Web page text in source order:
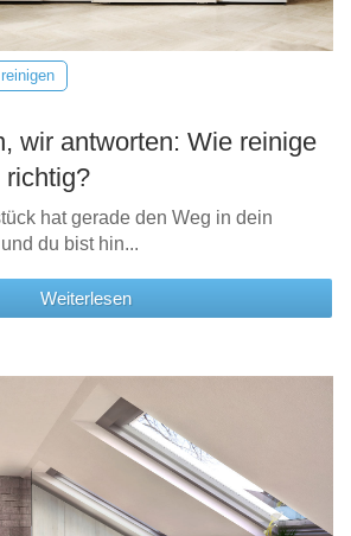
wir antworten: Wie reinige
richtig?
hat gerade den Weg in dein
du bist hin...
Weiterlesen